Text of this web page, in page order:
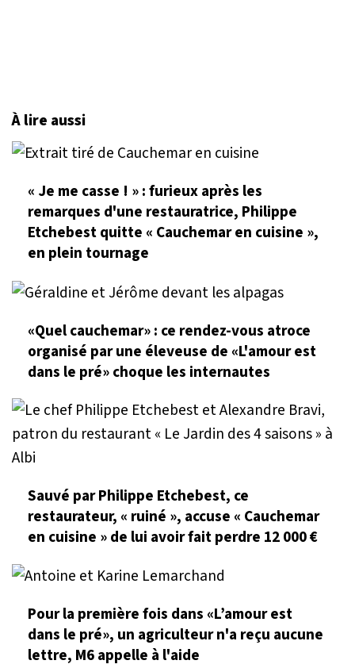
À lire aussi
« Je me casse ! » : furieux après les
remarques d'une restauratrice, Philippe
Etchebest quitte « Cauchemar en cuisine »,
en plein tournage
«Quel cauchemar» : ce rendez-vous atroce
organisé par une éleveuse de «L'amour est
dans le pré» choque les internautes
Sauvé par Philippe Etchebest, ce
restaurateur, « ruiné », accuse « Cauchemar
en cuisine » de lui avoir fait perdre 12 000 €
Pour la première fois dans «L’amour est
dans le pré», un agriculteur n'a reçu aucune
lettre, M6 appelle à l'aide